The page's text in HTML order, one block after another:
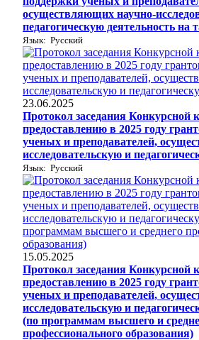
осуществляющих научно-
педагогическую деятельность на
Язык: Русский
23.06.2025
Протокол заседания Конкурсной
предоставлению в 2025 году
ученых и преподавателей,
исследовательскую и
Язык: Русский
15.05.2025
Протокол заседания Конкурсной
предоставлению в 2025 году
ученых и преподавателей,
исследовательскую и
(по программам высшего и
профессионального образования)